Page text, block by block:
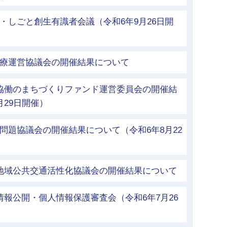
しごと創生有識者会議（令和6年9月26日開
運営協議会の開催結果について
働のまちづくりファンド運営委員会の開催結
日開催）
題協議会の開催結果について（令和6年8月22
域公共交通活性化協議会の開催結果について
報公開・個人情報保護審査会（令和6年7月26